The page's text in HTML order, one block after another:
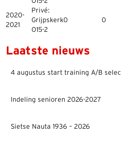
2020-
2021
Privé:
Grijpskerk
O15-2
0 0
Laatste nieuws
4 augustus start training A/B
Indeling senioren 2026-2027
Sietse Nauta 1936 – 2026